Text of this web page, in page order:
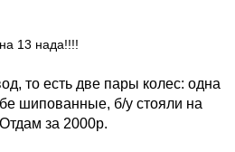
13 нада!!!!
то есть две пары колес: одна
шипованные, б/у стояли на
за 2000р.